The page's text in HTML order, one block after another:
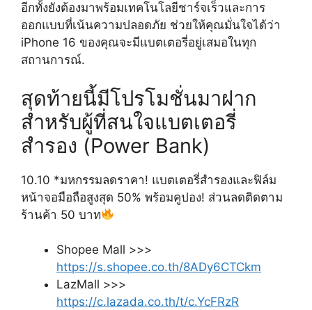
อีกทั้งยังต้องมาพร้อมเทคโนโลยีชาร์จเร็วและการ
ออกแบบที่เน้นความปลอดภัย ช่วยให้คุณมั่นใจได้ว่า
iPhone 16 ของคุณจะมีแบตเตอรี่อยู่เสมอในทุก
สถานการณ์.
สุดท้ายนี้มีโปรโมชั่นมาฝาก
สำหรับผู้ที่สนใจแบตเตอรี่
สำรอง (Power Bank)
10.10 *มหกรรมลดราคา! แบตเตอรี่สำรองและฟิล์ม
หน้าจอมือถือสูงสุด 50% พร้อมคูปอง! ส่วนลดติดตาม
ร้านค้า 50 บาท
Shopee Mall >>>
https://s.shopee.co.th/8ADy6CTCkm
LazMall >>>
https://c.lazada.co.th/t/c.YcFRzR